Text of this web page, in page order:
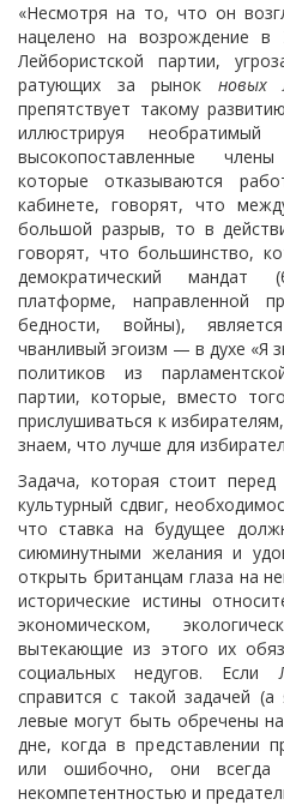
«Несмотря на то, что он
нацелено на возрождение в
Лейбористской партии,
ратующих за рынок новых
препятствует такому
иллюстрируя
высокопоставленные
которые отказываются
кабинете, говорят, что
большой разрыв, то в
говорят, что большинство,
демократический мандат
платформе, направленной
бедности, войны),
чванливый эгоизм — в духе «Я
политиков из
партии, которые, вместо
прислушиваться к
знаем, что лучше для
Задача, которая стоит
культурный сдвиг,
что ставка на будущее
сиюминутными желания и
открыть британцам глаза на
исторические истины
экономическом,
вытекающие из этого их
социальных недугов. Если
справится с такой задачей
левые могут быть обречены
дне, когда в представлении
или ошибочно, они всегда
некомпетентностью и